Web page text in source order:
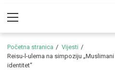
Menu
Početna stranica
Vijesti
Reisu-l-ulema na simpoziju
identitet“